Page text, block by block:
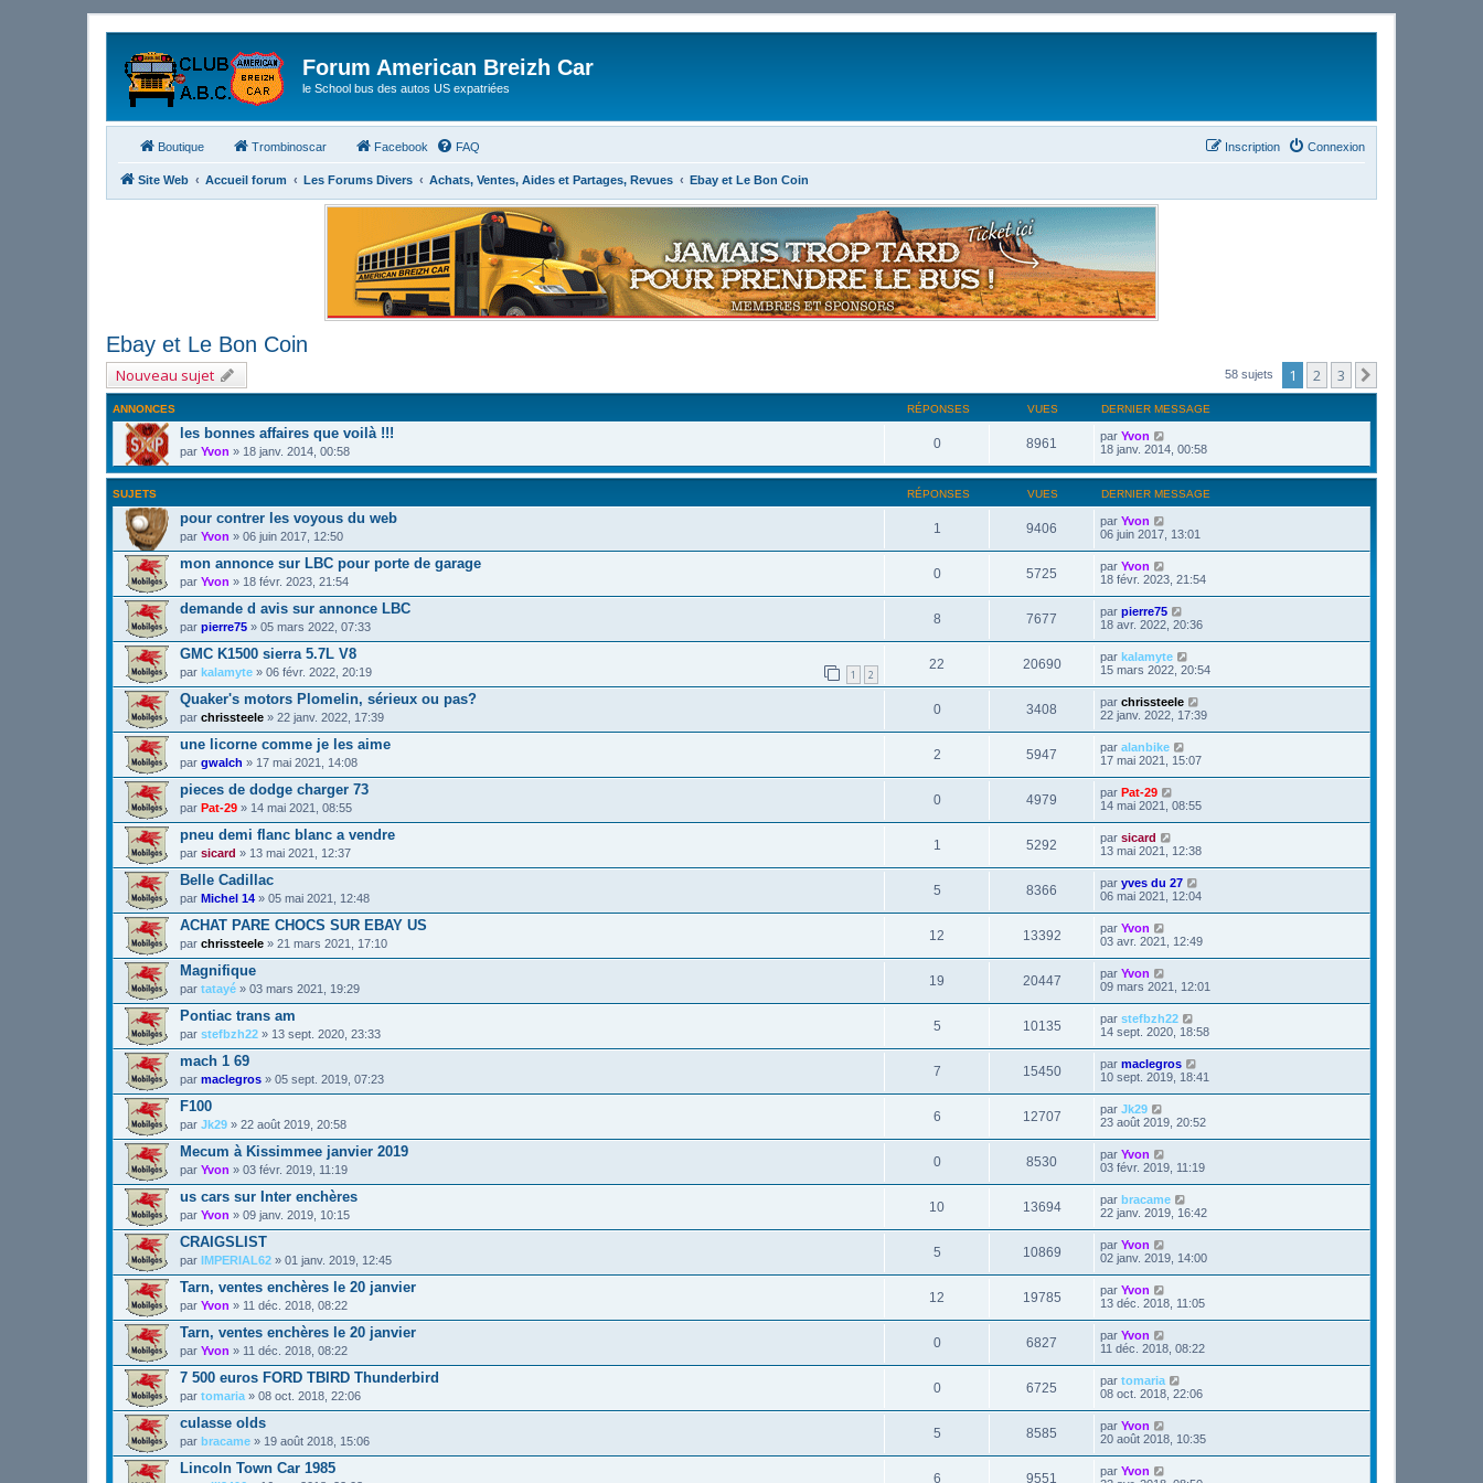
Forum American Breizh Car
le School bus des autos US expatriées
Boutique Trombinoscar Facebook FAQ Connexion
Inscription
Site Web Accueil forum Les Forums Divers Achats, Ventes, Aides et Partages, Revues Ebay et Le Bon Coin
Ebay et Le Bon Coin
Nouveau sujet 58 sujets 1 2 3
ANNONCES RÉPONSES VUES DERNIER MESSAGE
les bonnes affaires que voilà !!!
par Yvon » 18 janv. 2014, 00:58
0 8961 par Yvon
18 janv. 2014, 00:58
SUJETS RÉPONSES VUES DERNIER MESSAGE
pour contrer les voyous du web
par Yvon » 06 juin 2017, 12:50
1 9406 par Yvon
06 juin 2017, 13:01
mon annonce sur LBC pour porte de garage
par Yvon » 18 févr. 2023, 21:54
0 5725 par Yvon
18 févr. 2023, 21:54
demande d avis sur annonce LBC
par pierre75 » 05 mars 2022, 07:33
8 7677 par pierre75
18 avr. 2022, 20:36
GMC K1500 sierra 5.7L V8
par kalamyte » 06 févr. 2022, 20:19 1 2
22 20690 par kalamyte
15 mars 2022, 20:54
Quaker's motors Plomelin, sérieux ou pas?
par chrissteele » 22 janv. 2022, 17:39
0 3408 par chrissteele
22 janv. 2022, 17:39
une licorne comme je les aime
par gwalch » 17 mai 2021, 14:08
2 5947 par alanbike
17 mai 2021, 15:07
pieces de dodge charger 73
par Pat-29 » 14 mai 2021, 08:55
0 4979 par Pat-29
14 mai 2021, 08:55
pneu demi flanc blanc a vendre
par sicard » 13 mai 2021, 12:37
1 5292 par sicard
13 mai 2021, 12:38
Belle Cadillac
par Michel 14 » 05 mai 2021, 12:48
5 8366 par yves du 27
06 mai 2021, 12:04
ACHAT PARE CHOCS SUR EBAY US
par chrissteele » 21 mars 2021, 17:10
12 13392 par Yvon
03 avr. 2021, 12:49
Magnifique
par tatayé » 03 mars 2021, 19:29
19 20447 par Yvon
09 mars 2021, 12:01
Pontiac trans am
par stefbzh22 » 13 sept. 2020, 23:33
5 10135 par stefbzh22
14 sept. 2020, 18:58
mach 1 69
par maclegros » 05 sept. 2019, 07:23
7 15450 par maclegros
10 sept. 2019, 18:41
F100
par Jk29 » 22 août 2019, 20:58
6 12707 par Jk29
23 août 2019, 20:52
Mecum à Kissimmee janvier 2019
par Yvon » 03 févr. 2019, 11:19
0 8530 par Yvon
03 févr. 2019, 11:19
us cars sur Inter enchères
par Yvon » 09 janv. 2019, 10:15
10 13694 par bracame
22 janv. 2019, 16:42
CRAIGSLIST
par IMPERIAL62 » 01 janv. 2019, 12:45
5 10869 par Yvon
02 janv. 2019, 14:00
Tarn, ventes enchères le 20 janvier
par Yvon » 11 déc. 2018, 08:22
12 19785 par Yvon
13 déc. 2018, 11:05
Tarn, ventes enchères le 20 janvier
par Yvon » 11 déc. 2018, 08:22
0 6827 par Yvon
11 déc. 2018, 08:22
7 500 euros FORD TBIRD Thunderbird
par tomaria » 08 oct. 2018, 22:06
0 6725 par tomaria
08 oct. 2018, 22:06
culasse olds
par bracame » 19 août 2018, 15:06
5 8585 par Yvon
20 août 2018, 10:35
Lincoln Town Car 1985
6 9551 par Yvon